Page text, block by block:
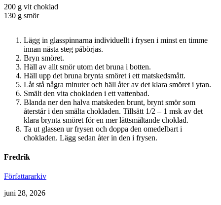
200 g vit choklad
130 g smör
Lägg in glasspinnarna individuellt i frysen i minst en timme
innan nästa steg påbörjas.
Bryn smöret.
Häll av allt smör utom det bruna i botten.
Häll upp det bruna brynta smöret i ett matskedsmått.
Låt stå några minuter och häll åter av det klara smöret i ytan.
Smält den vita chokladen i ett vattenbad.
Blanda ner den halva matskeden brunt, brynt smör som
återstår i den smälta chokladen. Tillsätt 1/2 – 1 msk av det
klara brynta smöret för en mer lättsmältande choklad.
Ta ut glassen ur frysen och doppa den omedelbart i
chokladen. Lägg sedan åter in den i frysen.
Fredrik
Författararkiv
juni 28, 2026